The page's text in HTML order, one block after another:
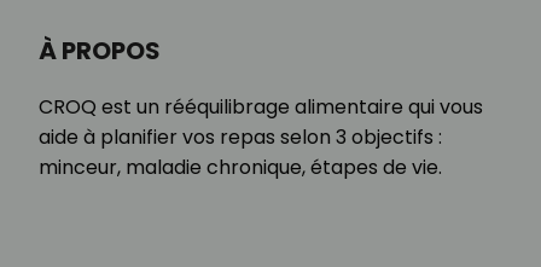
À PROPOS
CROQ est un rééquilibrage alimentaire qui vous
aide à planifier vos repas selon 3 objectifs :
minceur, maladie chronique, étapes de vie.